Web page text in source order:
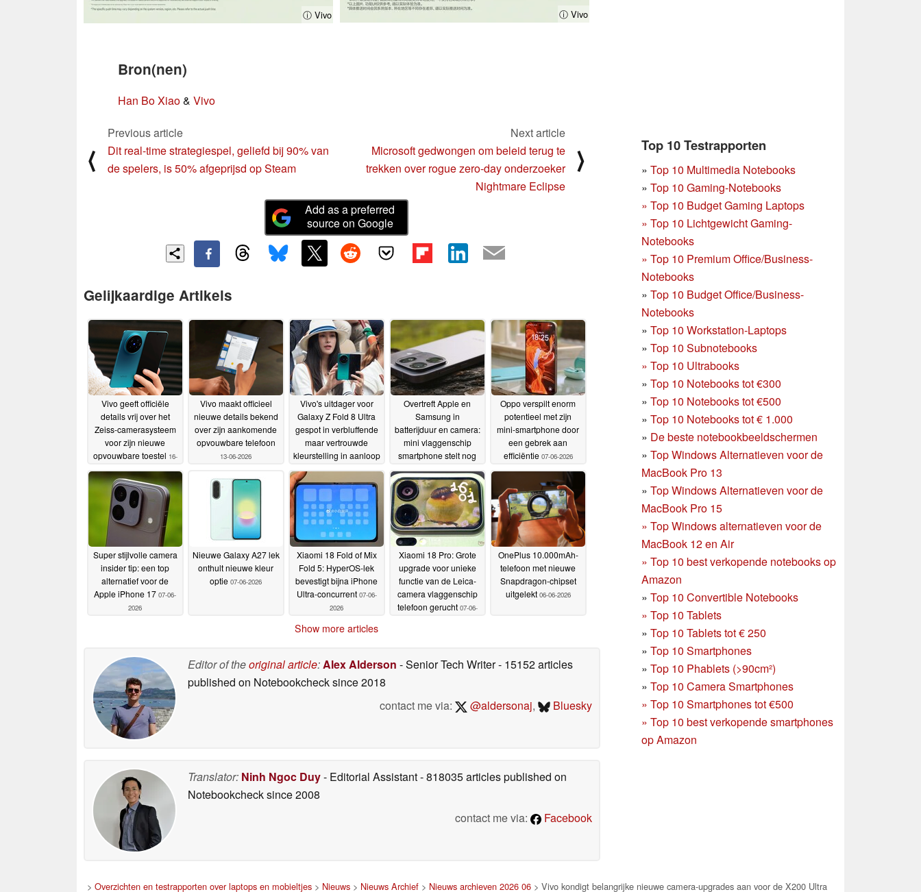
ⓘ Vivo ⓘ Vivo
Bron(nen)
Han Bo Xiao& Vivo
Top 10 Testrapporten
» Top 10 Multimedia Notebooks
» Top 10 Gaming-Notebooks
» Top 10 Budget Gaming Laptops
» Top 10 Lichtgewicht Gaming-
Notebooks
» Top 10 Premium Office/Business-
Notebooks
» Top 10 Budget Office/Business-
Notebooks
» Top 10 Workstation-Laptops
» Top 10 Subnotebooks
» Top 10 Ultrabooks
» Top 10 Notebooks tot €300
» Top 10 Notebooks tot €500
» Top 10 Notebooks tot € 1.000
» De beste notebookbeeldschermen
» Top Windows Alternatieven voor de
MacBook Pro 13
» Top Windows Alternatieven voor de
MacBook Pro 15
» Top Windows alternatieven voor de
MacBook 12 en Air
» Top 10 best verkopende notebooks op
Amazon
» Top 10 Convertible Notebooks
» Top 10 Tablets
» Top 10 Tablets tot € 250
» Top 10 Smartphones
» Top 10 Phablets (>90cm²)
» Top 10 Camera Smartphones
» Top 10 Smartphones tot €500
» Top 10 best verkopende smartphones
op Amazon
⟨
Previous article
Dit real-time strategiespel, geliefd bij 90% van
de spelers, is 50% afgeprijsd op Steam
Next article
Microsoft gedwongen om beleid terug te
trekken over rogue zero-day onderzoeker
Nightmare Eclipse
⟩
Add as a preferred
source on Google
Gelijkaardige Artikels
Vivo geeft officiële
details vrij over het
Zeiss-camerasysteem
voor zijn nieuwe
opvouwbare toestel 16-
06-2026
Vivo maakt officieel
nieuwe details bekend
over zijn aankomende
opvouwbare telefoon
13-06-2026
Vivo's uitdager voor
Galaxy Z Fold 8 Ultra
gespot in verbluffende
maar vertrouwde
kleurstelling in aanloop
10-06-
2026
Overtreft Apple en
Samsung in
batterijduur en camera:
mini vlaggenschip
smartphone stelt nog
07-06-2026
Oppo verspilt enorm
potentieel met zijn
mini-smartphone door
een gebrek aan
efficiëntie 07-06-2026
Super stijlvolle camera
insider tip: een top
alternatief voor de
Apple iPhone 17 07-06-
2026
Nieuwe Galaxy A27 lek
onthult nieuwe kleur
optie 07-06-2026
Xiaomi 18 Fold of Mix
Fold 5: HyperOS-lek
bevestigt bijna iPhone
Ultra-concurrent 07-06-
2026
Xiaomi 18 Pro: Grote
upgrade voor unieke
functie van de Leica-
camera vlaggenschip
telefoon gerucht 07-06-
OnePlus 10.000mAh-
telefoon met nieuwe
Snapdragon-chipset
uitgelekt 06-06-2026
Show more articles
Editor of theoriginal article:Alex Alderson - Senior Tech Writer- 15152 articles
published on Notebookchecksince 2018
contact me via:
@aldersonaj, Bluesky
Translator: Ninh Ngoc Duy- Editorial Assistant- 818035 articles published on
Notebookchecksince 2008
contact me via:
Facebook
> Overzichten en testrapporten over laptops en mobieltjes > Nieuws > Nieuws Archief > Nieuws archieven 2026 06 > Vivo kondigt belangrijke nieuwe camera-upgrades aan voor de X200 Ultra